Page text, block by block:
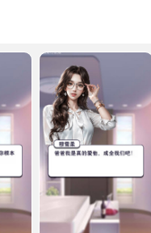
模拟经营
1百+款手游